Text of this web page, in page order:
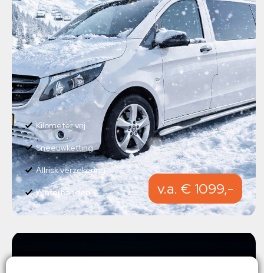
Kilometer vrij
Sneeuwketting
Allrisk verzekering
Winterbanden v.a. € 1099,-